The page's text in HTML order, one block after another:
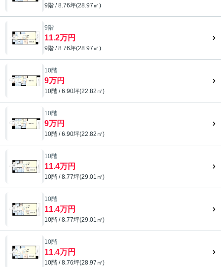
9階 / 8.76坪(28.97㎡)
9階
11.2万円
9階 / 8.76坪(28.97㎡)
10階
9万円
10階 / 6.90坪(22.82㎡)
10階
9万円
10階 / 6.90坪(22.82㎡)
10階
11.4万円
10階 / 8.77坪(29.01㎡)
10階
11.4万円
10階 / 8.77坪(29.01㎡)
10階
11.4万円
10階 / 8.76坪(28.97㎡)